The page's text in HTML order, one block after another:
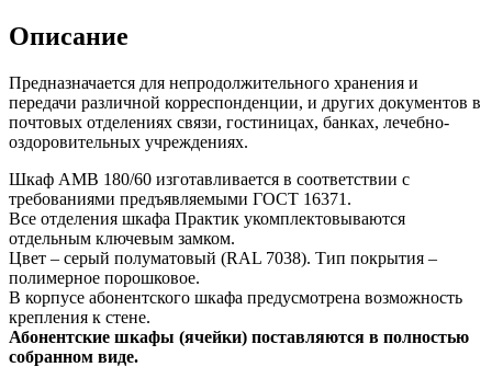
Описание
Предназначается для непродолжительного хранения и
передачи различной корреспонденции, и других документов в
почтовых отделениях связи, гостиницах, банках, лечебно-
оздоровительных учреждениях.
Шкаф AMB 180/60 изготавливается в соответствии с
требованиями предъявляемыми ГОСТ 16371.
Все отделения шкафа Практик укомплектовываются
отдельным ключевым замком.
Цвет – серый полуматовый (RAL 7038). Тип покрытия –
полимерное порошковое.
В корпусе абонентского шкафа предусмотрена возможность
крепления к стене.
Абонентские шкафы (ячейки) поставляются в полностью
собранном виде.